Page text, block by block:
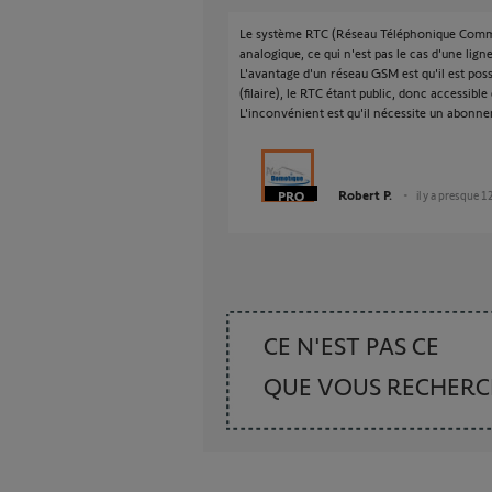
Le système RTC (Réseau Téléphonique
analogique, ce qui n'est pas le cas d'une
L'avantage d'un réseau GSM est qu'il est
(filaire), le RTC étant public, donc accessible
L'inconvénient est qu'il nécessite un
Robert P. il y a presque
CE N'EST PAS CE
QUE VOUS